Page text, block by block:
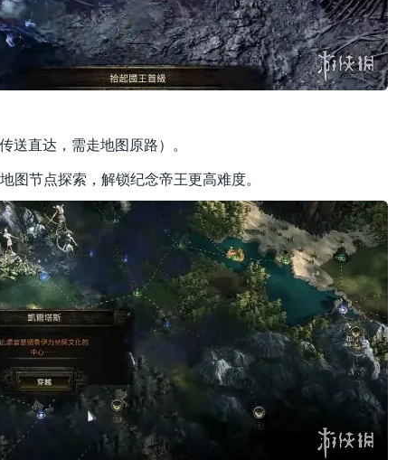
送直达，需走地图原路）。
图节点探索，解锁纪念帝王更高难度。